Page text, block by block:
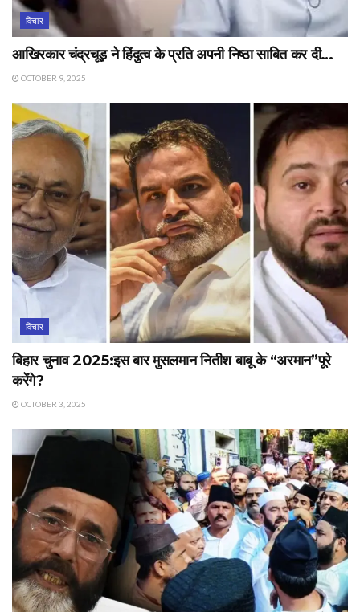
विचार
आखिरकार चंद्रचूड़ ने हिंदुत्व के प्रति अपनी निष्ठा साबित कर दी…
OCTOBER 9, 2025
विचार
बिहार चुनाव 2025:इस बार मुसलमान नितीश बाबू के “अरमान”पूरे
करेंगे?
OCTOBER 3, 2025